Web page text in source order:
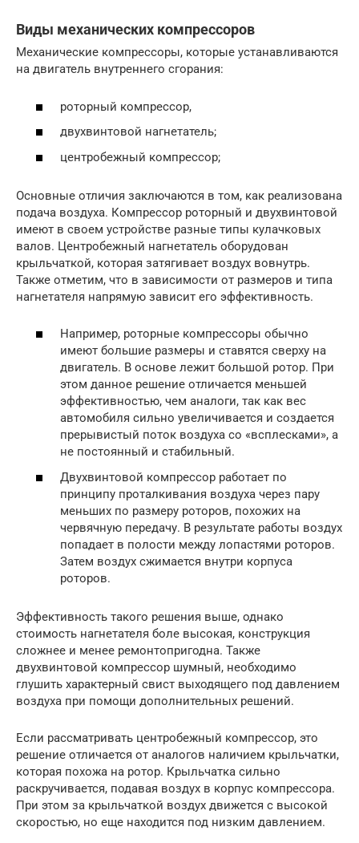
Виды механических компрессоров
Механические компрессоры, которые устанавливаются
на двигатель внутреннего сгорания:
роторный компрессор,
двухвинтовой нагнетатель;
центробежный компрессор;
Основные отличия заключаются в том, как реализована
подача воздуха. Компрессор роторный и двухвинтовой
имеют в своем устройстве разные типы кулачковых
валов. Центробежный нагнетатель оборудован
крыльчаткой, которая затягивает воздух вовнутрь.
Также отметим, что в зависимости от размеров и типа
нагнетателя напрямую зависит его эффективность.
Например, роторные компрессоры обычно
имеют большие размеры и ставятся сверху на
двигатель. В основе лежит большой ротор. При
этом данное решение отличается меньшей
эффективностью, чем аналоги, так как вес
автомобиля сильно увеличивается и создается
прерывистый поток воздуха со «всплесками», а
не постоянный и стабильный.
Двухвинтовой компрессор работает по
принципу проталкивания воздуха через пару
меньших по размеру роторов, похожих на
червячную передачу. В результате работы воздух
попадает в полости между лопастями роторов.
Затем воздух сжимается внутри корпуса
роторов.
Эффективность такого решения выше, однако
стоимость нагнетателя боле высокая, конструкция
сложнее и менее ремонтопригодна. Также
двухвинтовой компрессор шумный, необходимо
глушить характерный свист выходящего под давлением
воздуха при помощи дополнительных решений.
Если рассматривать центробежный компрессор, это
решение отличается от аналогов наличием крыльчатки,
которая похожа на ротор. Крыльчатка сильно
раскручивается, подавая воздух в корпус компрессора.
При этом за крыльчаткой воздух движется с высокой
скоростью, но еще находится под низким давлением.